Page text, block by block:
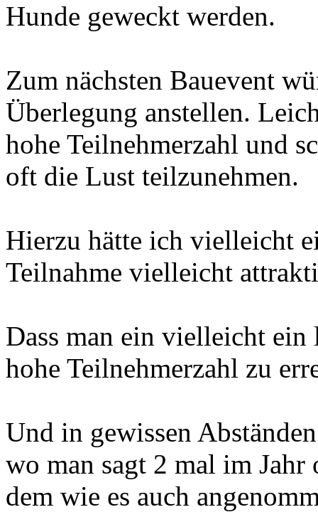
Hunde geweckt werden.
Zum nächsten Bauevent
Überlegung anstellen.
hohe Teilnehmerzahl und
oft die Lust teilzunehmen.
Hierzu hätte ich vielleicht
Teilnahme vielleicht
Dass man ein vielleicht
hohe Teilnehmerzahl zu
Und in gewissen
wo man sagt 2 mal im Jahr
dem wie es auch